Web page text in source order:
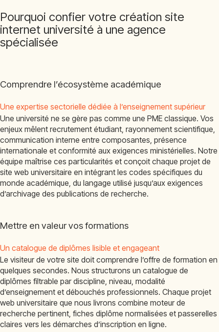
Pourquoi confier votre création site
internet université à une agence
spécialisée
Comprendre l’écosystème académique
Une expertise sectorielle dédiée à l’enseignement supérieur
Une université ne se gère pas comme une PME classique. Vos
enjeux mêlent recrutement étudiant, rayonnement scientifique,
communication interne entre composantes, présence
internationale et conformité aux exigences ministérielles. Notre
équipe maîtrise ces particularités et conçoit chaque projet de
site web universitaire en intégrant les codes spécifiques du
monde académique, du langage utilisé jusqu’aux exigences
d’archivage des publications de recherche.
Mettre en valeur vos formations
Un catalogue de diplômes lisible et engageant
Le visiteur de votre site doit comprendre l’offre de formation en
quelques secondes. Nous structurons un catalogue de
diplômes filtrable par discipline, niveau, modalité
d’enseignement et débouchés professionnels. Chaque projet
web universitaire que nous livrons combine moteur de
recherche pertinent, fiches diplôme normalisées et passerelles
claires vers les démarches d’inscription en ligne.